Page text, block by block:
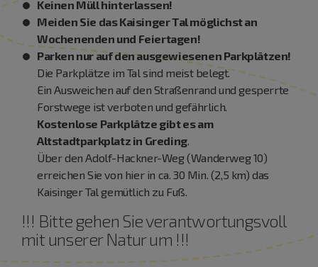
Keinen Müll hinterlassen!
Meiden Sie das Kaisinger Tal möglichst an
Wochenenden und Feiertagen!
Parken nur auf den ausgewiesenen Parkplätzen!
Die Parkplätze im Tal sind meist belegt.
Ein Ausweichen auf den Straßenrand und gesperrte
Forstwege ist verboten und gefährlich.
Kostenlose Parkplätze gibt es am
Altstadtparkplatz in Greding.
Über den Adolf-Hackner-Weg (Wanderweg 10)
erreichen Sie von hier in ca. 30 Min. (2,5 km) das
Kaisinger Tal gemütlich zu Fuß.
!!! Bitte gehen Sie verantwortungsvoll
mit unserer Natur um !!!